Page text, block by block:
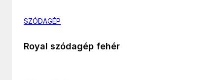
SZÓDAGÉP
Royal szódagép fehér